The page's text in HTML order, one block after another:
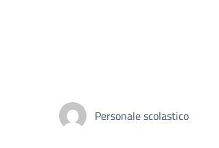
Personale scolastico